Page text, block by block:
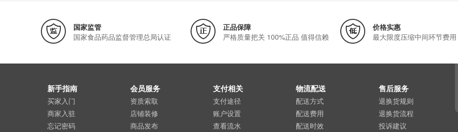
国家监管
国家食品药品监督管理总局认证
正品保障
严格质量把关 100%正品 值得信赖
价格实惠
最大限度压缩中间环节费用
新手指南
买家入门
商家入驻
忘记密码
会员服务
资质索取
店铺装修
商品发布
支付相关
支付途径
账户设置
查看流水
物流配送
配送方式
配送费用
配送时效
售后服务
退换货规则
退换货流程
投诉建议